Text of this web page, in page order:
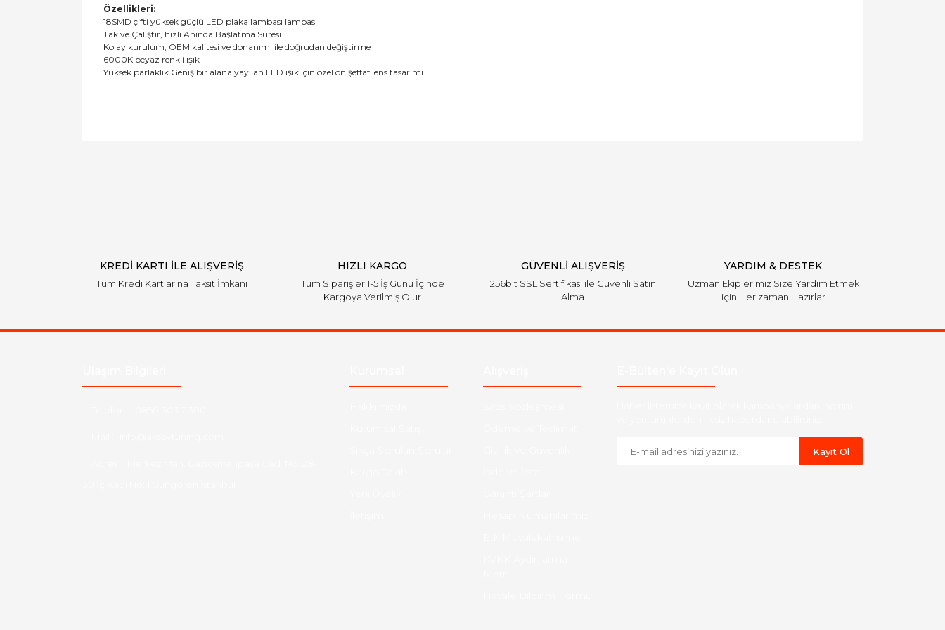
Özellikleri:
18SMD çifti yüksek güçlü LED plaka lambası lambası
Tak ve Çalıştır, hızlı Anında Başlatma Süresi
Kolay kurulum, OEM kalitesi ve donanımı ile doğrudan değiştirme
6000K beyaz renkli ışık
Yüksek parlaklık Geniş bir alana yayılan LED ışık için özel ön şeffaf lens tasarımı
KREDİ KARTI İLE ALIŞVERİŞ
Tüm Kredi Kartlarına Taksit İmkanı
HIZLI KARGO
Tüm Siparişler 1-5 İş Günü İçinde
Kargoya Verilmiş Olur
GÜVENLİ ALIŞVERİŞ
256bit SSL Sertifikası ile Güvenli Satın
Alma
YARDIM & DESTEK
Uzman Ekiplerimiz Size Yardım Etmek
için Her zaman Hazırlar
Kayıt Ol